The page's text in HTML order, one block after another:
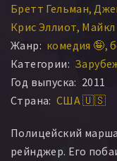
Бретт Гельман
Крис Эллиот Майкл
Жанр: комедия 🤪
Категории:
Год выпуска: 2011
Страна: США 🇺🇸
Полицейский
рейнджер. Его